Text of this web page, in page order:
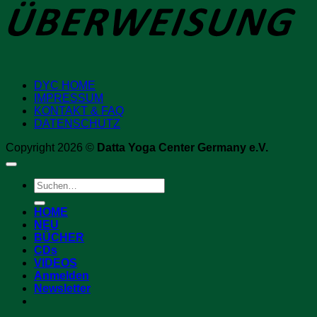
DYC HOME
IMPRESSUM
KONTAKT & FAQ
DATENSCHUTZ
Copyright 2026 © Datta Yoga Center Germany e.V.
Suchen
nach:
HOME
NEU
BÜCHER
CDs
VIDEOS
Anmelden
Newsletter